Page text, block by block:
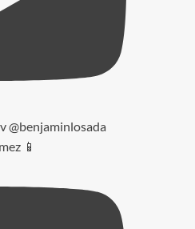
@benjaminlosada
📱